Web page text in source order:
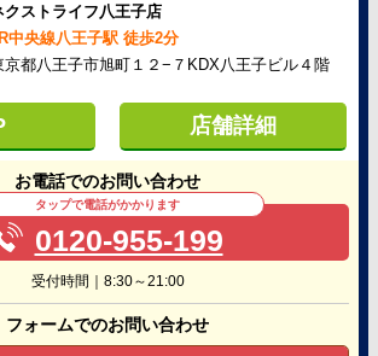
クストライフ八王子店
中央線八王子駅 徒歩2分
京都八王子市旭町１２−７KDX八王子ビル４階
店舗詳細
お電話でのお問い合わせ
タップで電話がかかります
0120-955-199
受付時間｜8:30～21:00
フォームでのお問い合わせ